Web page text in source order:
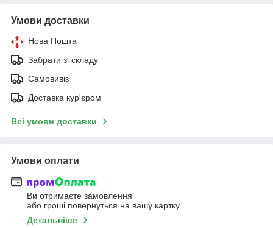
Умови доставки
Нова Пошта
Забрати зі складу
Самовивіз
Доставка кур'єром
Всі умови доставки
Умови оплати
Ви отримаєте замовлення
або гроші повернуться на вашу картку
Детальніше